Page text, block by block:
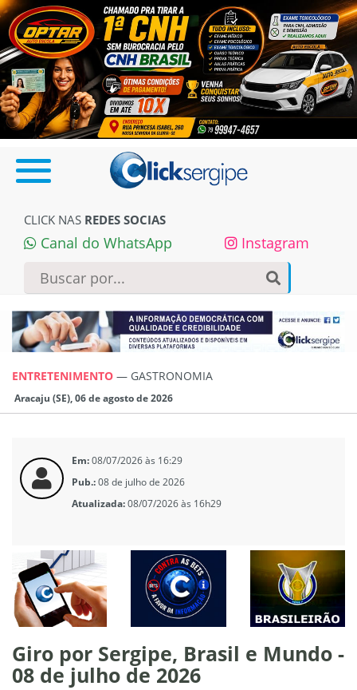
CLICK NAS REDES SOCIAS
Canal do WhatsApp Instagram
ENTRETENIMENTO — GASTRONOMIA
Aracaju (SE), 06 de agosto de 2026
Em:08/07/2026 às 16:29
Pub.:08 de julho de 2026
Atualizada:08/07/2026 às 16h29
Giro por Sergipe, Brasil e Mundo -
08 de julho de 2026